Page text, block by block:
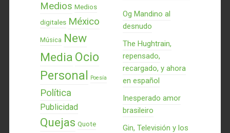
Medios Medios
digitales México
Música New
Media Ocio
Personal Poesía
Política
Publicidad
Quejas Quote
Og Mandino al
desnudo
The Hughtrain,
repensado,
recargado, y ahora
en español
Inesperado amor
brasileiro
Gin, Televisión y los